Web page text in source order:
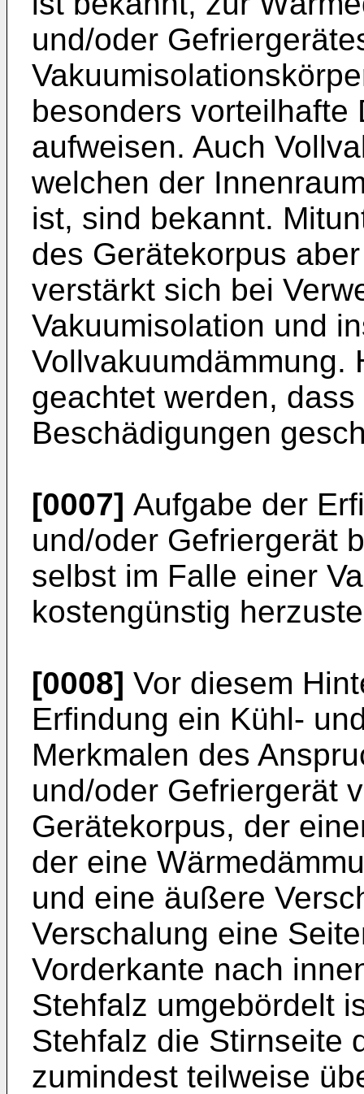
und/oder
besonders vorteilhafte
aufweisen. Auch
welchen der
ist, sind bekannt.
des Gerätekorpus
verstärkt sich bei
Vakuumisolation und
Vollvakuumdämmung.
geachtet werden,
Beschädigungen
[0007] Aufgabe der
und/oder Gefriergerät
selbst im Falle einer
kostengünstig
[0008] Vor diesem
Erfindung ein Kühl-
Merkmalen des
und/oder Gefriergerät
Gerätekorpus, der
der eine
und eine äußere
Verschalung eine
Vorderkante nach
Stehfalz umgebördelt
Stehfalz die Stirnseite
zumindest teilweise